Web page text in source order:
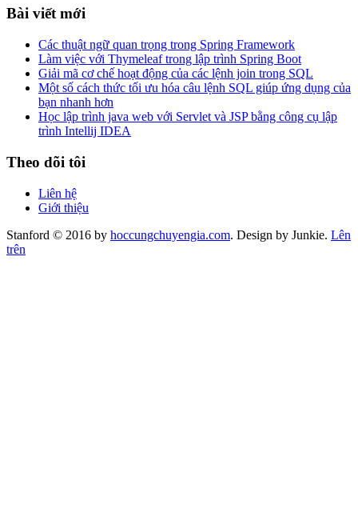
Bài viết mới
Các thuật ngữ quan trọng trong Spring Framework
Làm việc với Thymeleaf trong lập trình Spring Boot
Giải mã cơ chế hoạt động của các lệnh join trong SQL
Một số cách thức tối ưu hóa câu lệnh SQL giúp ứng dụng của
bạn nhanh hơn
Học lập trình java web với Servlet và JSP bằng công cụ lập
trình Intellij IDEA
Theo dõi tôi
Liên hệ
Giới thiệu
Stanford © 2016 by hoccungchuyengia.com. Design by Junkie. Lên
trên